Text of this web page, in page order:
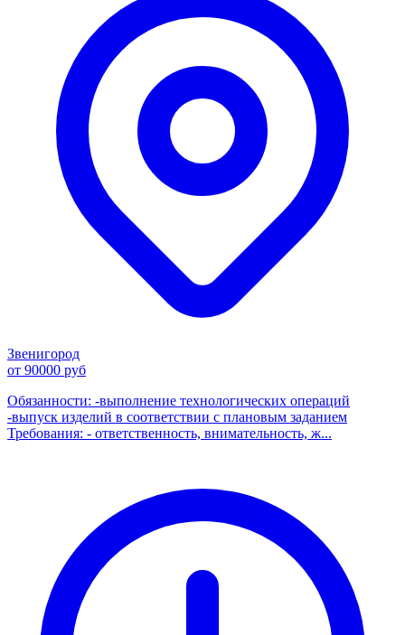
Звенигород
от 90000 руб
Обязанности: -выполнение технологических операций
-выпуск изделий в соответствии с плановым заданием
Требования: - ответственность, внимательность, ж...